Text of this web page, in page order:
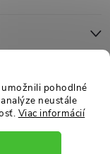
umožnili pohodlné
neustále
Viac informácií